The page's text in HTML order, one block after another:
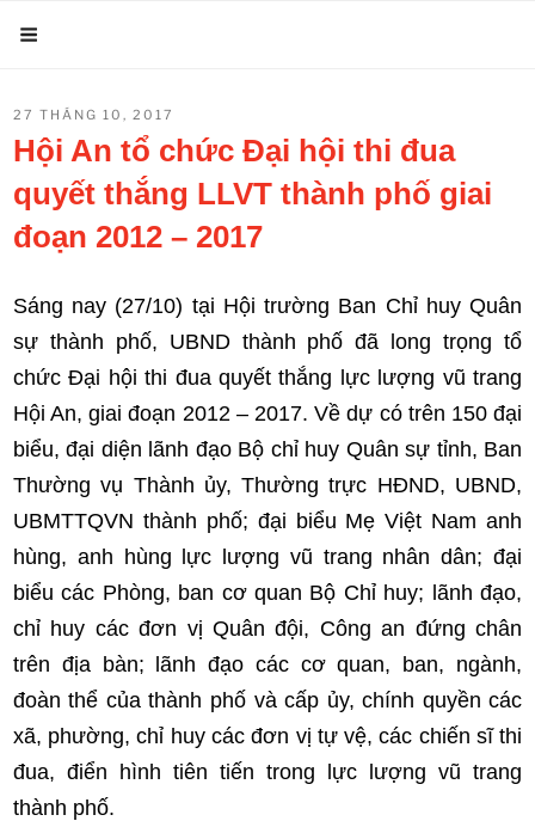
nội
dung
ĐĂNG
TRONG
27 THÁNG 10, 2017
Hội An tổ chức Đại hội thi đua
quyết thắng LLVT thành phố giai
đoạn 2012 – 2017
Sáng nay (27/10) tại Hội trường Ban Chỉ huy Quân
sự thành phố, UBND thành phố đã long trọng tổ
chức Đại hội thi đua quyết thắng lực lượng vũ trang
Hội An, giai đoạn 2012 – 2017. Về dự có trên 150 đại
biểu, đại diện lãnh đạo Bộ chỉ huy Quân sự tỉnh, Ban
Thường vụ Thành ủy, Thường trực HĐND, UBND,
UBMTTQVN thành phố; đại biểu Mẹ Việt Nam anh
hùng, anh hùng lực lượng vũ trang nhân dân; đại
biểu các Phòng, ban cơ quan Bộ Chỉ huy; lãnh đạo,
chỉ huy các đơn vị Quân đội, Công an đứng chân
trên địa bàn; lãnh đạo các cơ quan, ban, ngành,
đoàn thể của thành phố và cấp ủy, chính quyền các
xã, phường, chỉ huy các đơn vị tự vệ, các chiến sĩ thi
đua, điển hình tiên tiến trong lực lượng vũ trang
thành phố.